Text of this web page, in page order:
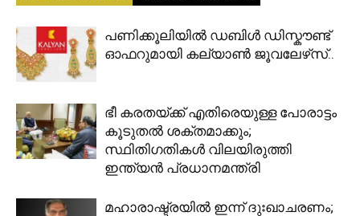
പണിക്കൂലിയിൽ ഡബിൾ ഡിസ്കൗണ്ട്
ഓഫറുമായി കല്യാൺ ജൂവലേഴ്‌സ്..
ഭീ കരതയ്ക്ക് എതിരെയുള്ള പോരാട്ടം
കൂടുതൽ ശക്തമാക്കും;
സ്ഥിതിഗതികൾ വിലയിരുത്തി
ഇന്ത്യൻ പ്രധാനമന്ത്രി
മഹാരാഷ്ട്രയിൽ ഇന്ന് ദുഃഖാചരണം;